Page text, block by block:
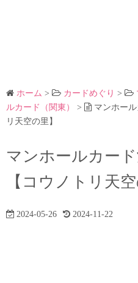
ホーム > カードめぐり >
ルカード（関東）
>
マンホー
リ天空の里】
マンホールカー
【コウノトリ天空
2024-05-26 2024-11-22